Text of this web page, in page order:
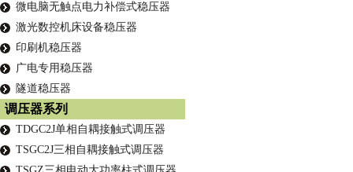
微电脑无触点电力补偿式稳压器
激光数控机床设备稳压器
印刷机稳压器
广电专用稳压器
隧道稳压器
调压器系列
TDGC2J单相自耦接触式调压器
TSGC2J三相自耦接触式调压器